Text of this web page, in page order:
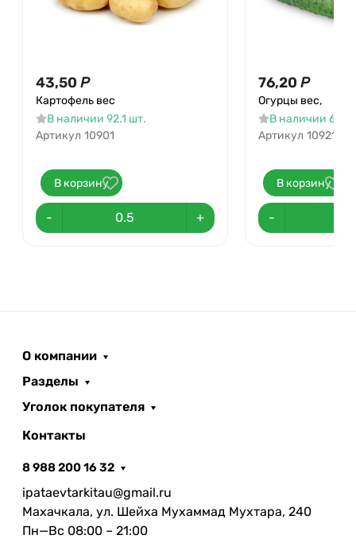
43,50 Р
Картофель вес
В наличии 92.1 шт.
Артикул 10901
В корзину
- +
76,20 Р
Огурцы вес,
В наличии 64.5
Артикул 10921
В корзину
-
О компании
Разделы
Уголок покупателя
Контакты
8 988 200 16 32
ipataevtarkitau@gmail.ru
Махачкала, ул. Шейха Мухаммад Мухтара, 240
Пн—Вс 08:00 – 21:00